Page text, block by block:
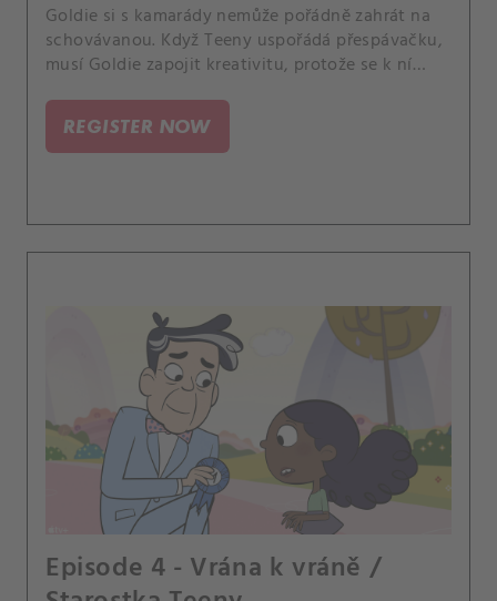
Goldie si s kamarády nemůže pořádně zahrát na
schovávanou. Když Teeny uspořádá přespávačku,
musí Goldie zapojit kreativitu, protože se k ní
REGISTER NOW
Episode 4 - Vrána k vráně /